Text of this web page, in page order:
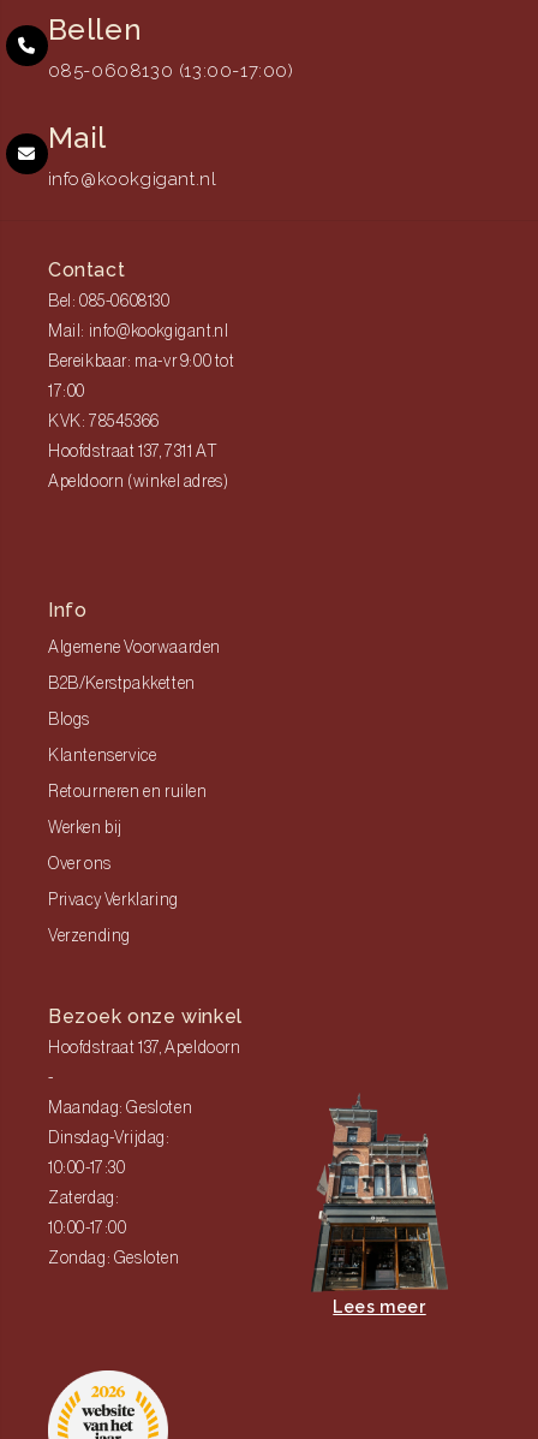
Bellen
085-0608130 (13:00-17:00)
Mail
info@kookgigant.nl
Contact
Bel: 085-0608130
Mail: info@kookgigant.nl
Bereikbaar: ma-vr 9:00 tot
17:00
KVK: 78545366
Hoofdstraat 137, 7311 AT
Apeldoorn (winkel adres)
Info
Algemene Voorwaarden
B2B/Kerstpakketten
Blogs
Klantenservice
Retourneren en ruilen
Werken bij
Over ons
Privacy Verklaring
Verzending
Bezoek onze winkel
Hoofdstraat 137, Apeldoorn
-
Maandag: Gesloten
Dinsdag-Vrijdag:
10:00-17:30
Zaterdag:
10:00-17:00
Zondag: Gesloten
Lees meer